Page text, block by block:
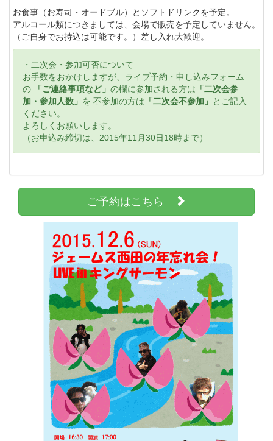
お食事（お寿司・オードブル）とソフトドリンクを予定。
アルコール類につきましては、会場で販売を予定していません。
（ご自身でお持込は可能です。）差し入れ大歓迎。
・二次会・参加可否について
お手数をおかけしますが、ライブ予約・申し込みフォーム
の
「ご連絡事項など」 の欄に参加される方は 「二次会参
加・参加人数」 を 不参加の方は 「二次会不参加」 とご記入
ください。
よろしくお願いします。
（お申込み締切は、2015年11月30日18時まで）
ご予約はこちら